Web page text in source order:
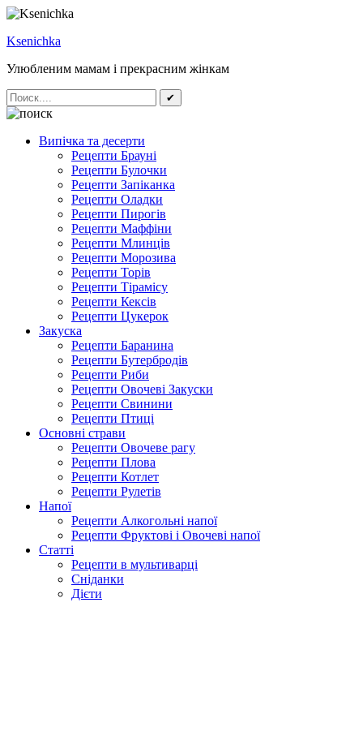
Ksenichka
Улюбленим мамам і прекрасним жінкам
✔
Випічка та десерти
Рецепти Брауні
Рецепти Булочки
Рецепти Запіканка
Рецепти Оладки
Рецепти Пирогів
Рецепти Маффіни
Рецепти Млинців
Рецепти Морозива
Рецепти Торів
Рецепти Тірамісу
Рецепти Кексів
Рецепти Цукерок
Закуска
Рецепти Баранина
Рецепти Бутербродів
Рецепти Риби
Рецепти Овочеві Закуски
Рецепти Свинини
Рецепти Птиці
Основні страви
Рецепти Овочеве рагу
Рецепти Плова
Рецепти Котлет
Рецепти Рулетів
Напої
Рецепти Алкогольні напої
Рецепти Фруктові і Овочеві напої
Статті
Рецепти в мультиварці
Сніданки
Дієти